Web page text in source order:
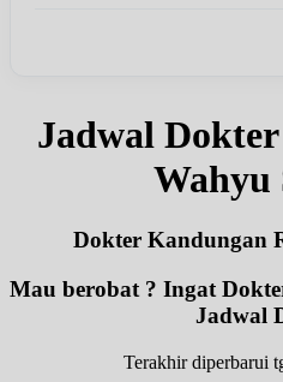
Jadwal
Wahyu
Dokter Kandungan
Mau berobat ? Ingat
Jadwal
Terakhir diperbarui